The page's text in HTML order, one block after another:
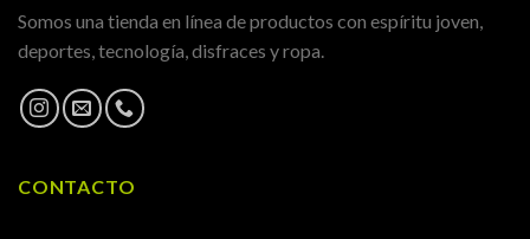
Somos una tienda en línea de productos con espíritu joven,
deportes, tecnología, disfraces y ropa.
CONTACTO